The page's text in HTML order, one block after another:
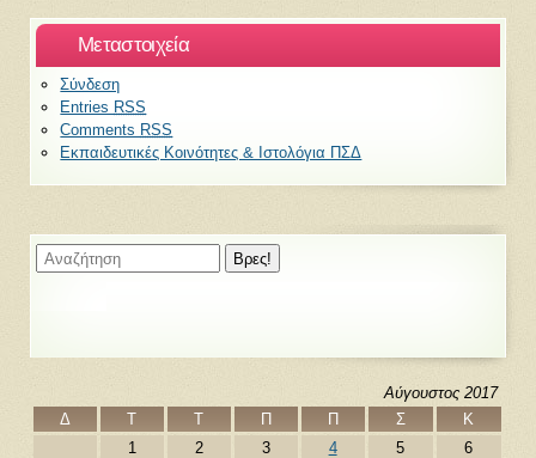
Μεταστοιχεία
Σύνδεση
Entries RSS
Comments RSS
Εκπαιδευτικές Κοινότητες & Ιστολόγια ΠΣΔ
Αύγουστος 2017
Δ
Τ Τ Π Π Σ
Κ
1
2 3 4 5 6